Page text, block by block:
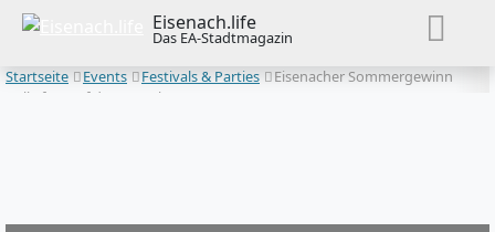
Eisenach.life
Das EA-Stadtmagazin
Startseite
Events Festivals & Parties
Eisenacher Sommergewinn
Volksfest auf den Festplätzen